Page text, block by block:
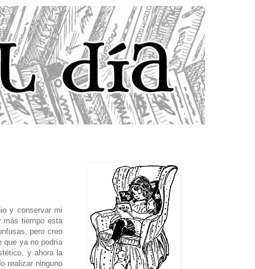
y conservar mi
más tiempo esta
pero creo
que ya no podría
y ahora la
realizar ninguno